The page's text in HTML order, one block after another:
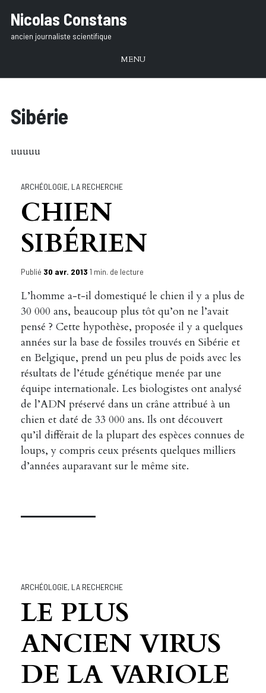
texte
Nicolas Constans
ancien journaliste scientifique
MENU
Sibérie
uuuuu
ARCHÉOLOGIE, LA RECHERCHE
CHIEN
SIBÉRIEN
Publié 30 avr. 20131 min. de lecture
L’homme a-t-il domestiqué le chien il y a plus de
30 000 ans, beaucoup plus tôt qu’on ne l’avait
pensé ? Cette hypothèse, proposée il y a quelques
années sur la base de fossiles trouvés en Sibérie et
en Belgique, prend un peu plus de poids avec les
résultats de l’étude génétique menée par une
équipe internationale. Les biologistes ont analysé
de l’ADN préservé dans un crâne attribué à un
chien et daté de 33 000 ans. Ils ont découvert
qu’il différait de la plupart des espèces connues de
loups, y compris ceux présents quelques milliers
d’années auparavant sur le même site.
ARCHÉOLOGIE, LA RECHERCHE
LE PLUS
ANCIEN VIRUS
DE LA VARIOLE